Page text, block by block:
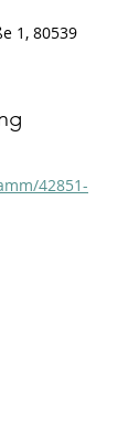
1, 80539
42851-